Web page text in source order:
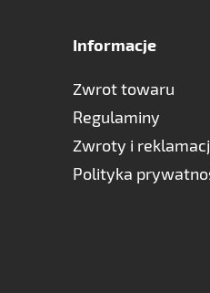
Informacje
Zwrot towaru
Regulaminy
Zwroty i
Polityka